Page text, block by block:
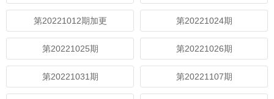
第20221012期加更 第20221024期
第20221025期 第20221026期
第20221031期 第20221107期